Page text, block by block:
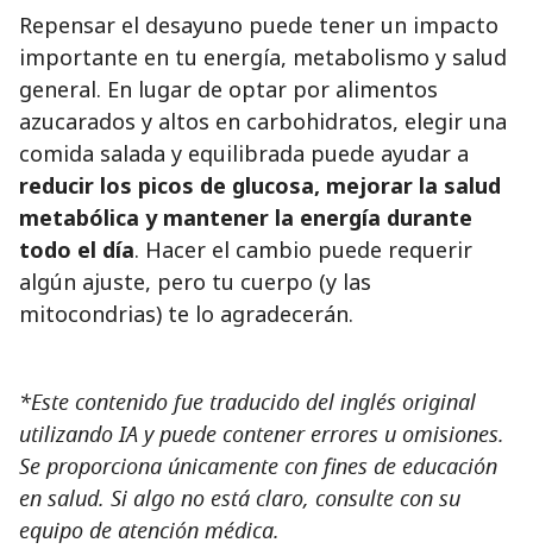
Repensar el desayuno puede tener un impacto
importante en tu energía, metabolismo y salud
general. En lugar de optar por alimentos
azucarados y altos en carbohidratos, elegir una
comida salada y equilibrada puede ayudar a
reducir los picos de glucosa, mejorar la salud
metabólica y mantener la energía durante
todo el día. Hacer el cambio puede requerir
algún ajuste, pero tu cuerpo (y las
mitocondrias) te lo agradecerán.
*Este contenido fue traducido del inglés original
utilizando IA y puede contener errores u omisiones.
Se proporciona únicamente con fines de educación
en salud. Si algo no está claro, consulte con su
equipo de atención médica.